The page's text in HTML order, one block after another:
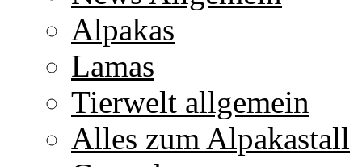
Alpakas
Lamas
Tierwelt allgemein
Alles zum Alpakastall